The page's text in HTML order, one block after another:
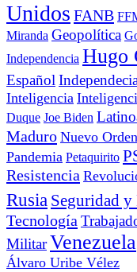
Unidos FANB
Miranda Geopolítica
Independencia Hugo
Español
Inteligencia
Duque Joe Biden
Maduro Nuevo
Pandemia Petaquirito
Resistencia
Rusia Seguridad y
Tecnología
MilitarVenezuela
Álvaro Uribe Vélez